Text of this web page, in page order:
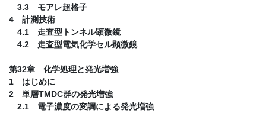
3.3 モアレ超格子
4 計測技術
4.1 走査型トンネル顕微鏡
4.2 走査型電気化学セル顕微鏡
第32章 化学処理と発光増強
1 はじめに
2 単層TMDC群の発光増強
2.1 電子濃度の変調による発光増強